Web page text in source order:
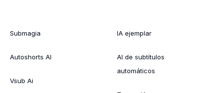
Submagia
Autoshorts AI
Vsub Ai
IA ejemplar
AI de subtítulos
automáticos